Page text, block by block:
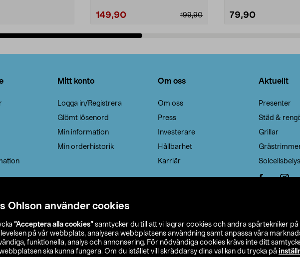
Ohlson använder cookies
”Acceptera alla cookies” samtycker du till att vi lagrar cookies och andra spårtekniker på
på vår webbplats, analysera webbplatsens användning samt anpassa våra
funktionella, analys och annonsering. För nödvändiga cookies krävs inte ditt
ska kunna fungera. Om du istället vill skräddarsy dina val kan du trycka på
199,90
149,90 79,90
Mitt konto
Logga in/Registrera
Glömt lösenord
Min information
Min orderhistorik
Om oss
Om oss
Press
Investerare
Hållbarhet
Karriär
Aktuellt
Presenter
Städ &
Grillar